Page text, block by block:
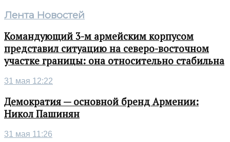
Лента Новостей
Командующий 3-м армейским корпусом
представил ситуацию на северо-восточном
участке границы: она относительно стабильна
31 мая 12:22
Демократия — основной бренд Армении:
Никол Пашинян
31 мая 11:26